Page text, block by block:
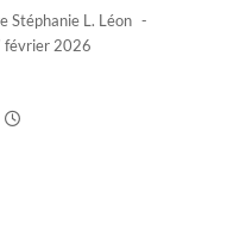
Stéphanie L. Léon -
février 2026